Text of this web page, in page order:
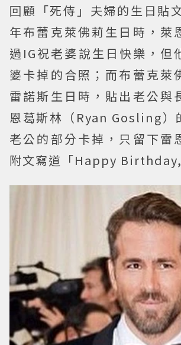
回顧「死侍」夫婦的生日貼
年布蕾克萊佛莉生日時，萊
過IG祝老婆說生日快樂，但
婆卡掉的合照；而布蕾克萊
雷諾斯生日時，貼出老公與
恩葛斯林（Ryan Gosling）
老公的部分卡掉，只留下雷
附文寫道「Happy